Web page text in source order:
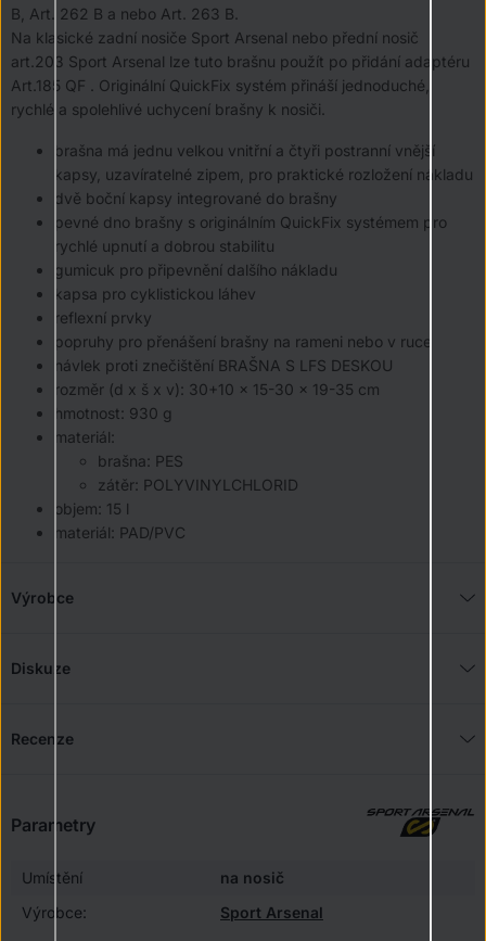
B, Art. 262 B a nebo Art. 263 B.
Na klasické zadní nosiče Sport Arsenal nebo přední nosič
art.203 Sport Arsenal lze tuto brašnu použít po přidání adaptéru
Art.185 QF . Originální QuickFix systém přináší jednoduché,
rychlé a spolehlivé uchycení brašny k nosiči.
brašna má jednu velkou vnitřní a čtyři postranní vnější
kapsy, uzavíratelné zipem, pro praktické rozložení nákladu
dvě boční kapsy integrované do brašny
pevné dno brašny s originálním QuickFix systémem pro
rychlé upnutí a dobrou stabilitu
gumicuk pro připevnění dalšího nákladu
kapsa pro cyklistickou láhev
reflexní prvky
popruhy pro přenášení brašny na rameni nebo v ruce
návlek proti znečištění BRAŠNA S LFS DESKOU
rozměr (d x š x v): 30+10 x 15-30 x 19-35 cm
hmotnost: 930 g
materiál:
brašna: PES
zátěr: POLYVINYLCHLORID
objem: 15 l
materiál: PAD/PVC
Výrobce
Diskuze
Recenze
Parametry
Umístění
na nosič
Výrobce:
Sport Arsenal